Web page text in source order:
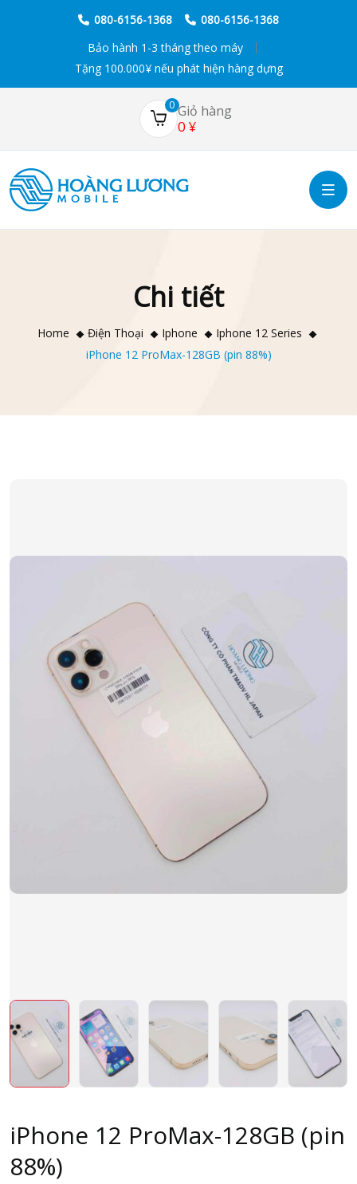
080-6156-1368
080-6156-1368
Bảo hành 1-3 tháng theo máy
Tặng 100.000¥ nếu phát hiện hàng dựng
0 Giỏ hàng
0 ¥
Chi tiết
Home Điện Thoại Iphone
Iphone 12 Series
iPhone 12 ProMax-128GB (pin 88%)
iPhone 12 ProMax-128GB (pin
88%)